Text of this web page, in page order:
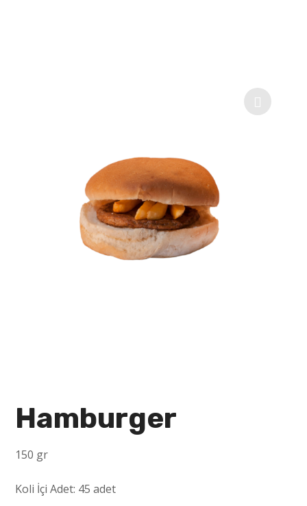
Hamburger
150 gr
Koli İçi Adet: 45 adet